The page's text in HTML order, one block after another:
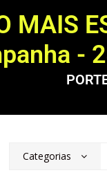
MAIS
-
Categorias